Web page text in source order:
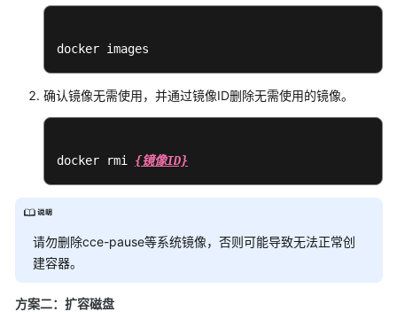
异
常：
已
工
作
异
GPU
docker images
确认镜像无需使用，并通过镜像ID删除无需使用的镜像。
docker rmi {镜像ID}
请勿删除cce-pause等系统镜像，否则可能导致无法正常创
建容器。
方案二：扩容磁盘